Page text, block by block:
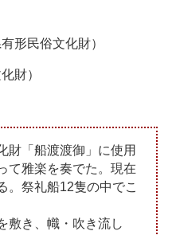
形民俗文化財）
財）
財「船渡渡御」に使用
て雅楽を奏でた。現在
。祭礼船12隻の中でこ
敷き、幟・吹き流し